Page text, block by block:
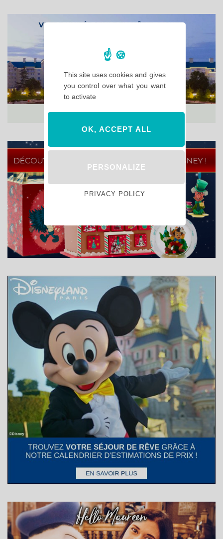
This site uses cookies and gives
you control over what you want
to activate
OK, ACCEPT ALL
PERSONALIZE
PRIVACY POLICY